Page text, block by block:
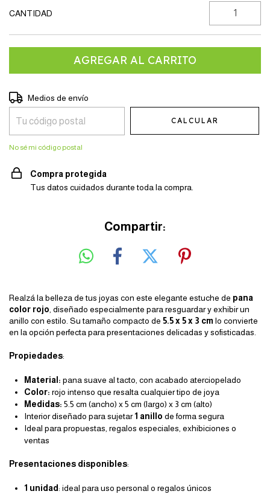
CANTIDAD
Entregas para el CP:
Medios de envío
CALCULAR
No sé mi código postal
Compra protegida
Tus datos cuidados durante toda la compra.
Compartir:
Realzá la belleza de tus joyas con este elegante estuche de pana
color rojo, diseñado especialmente para resguardar y exhibir un
anillo con estilo. Su tamaño compacto de 5.5 x 5 x 3 cm lo convierte
en la opción perfecta para presentaciones delicadas y sofisticadas.
Propiedades:
Material: pana suave al tacto, con acabado aterciopelado
Color: rojo intenso que resalta cualquier tipo de joya
Medidas: 5.5 cm (ancho) x 5 cm (largo) x 3 cm (alto)
Interior diseñado para sujetar1 anillo de forma segura
Ideal para propuestas, regalos especiales, exhibiciones o
ventas
Presentaciones disponibles:
1 unidad: ideal para uso personal o regalos únicos